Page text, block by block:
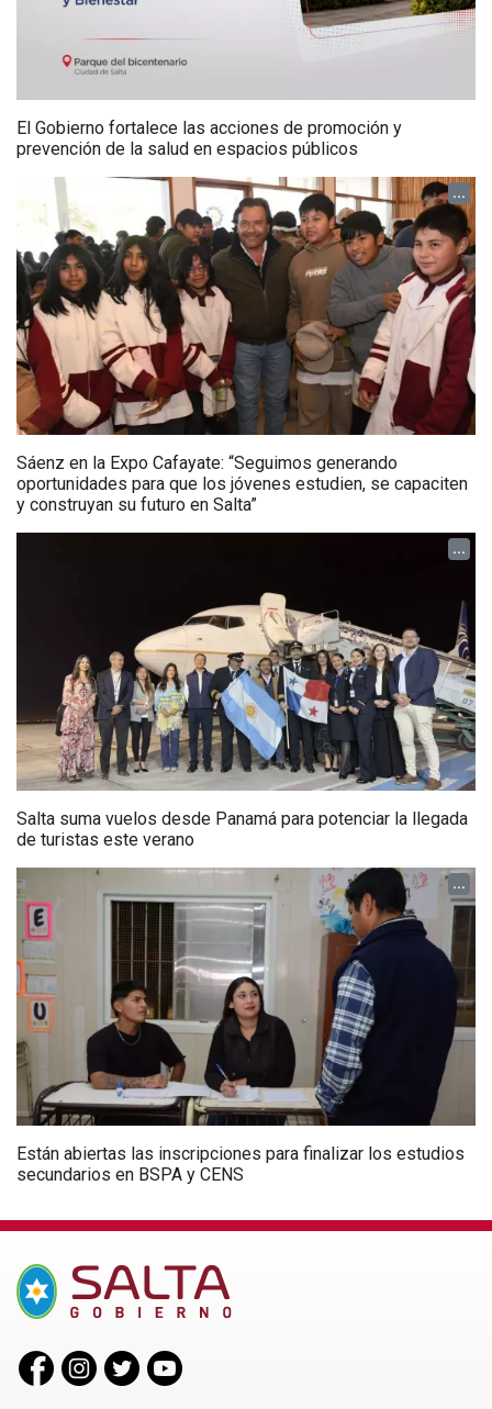
El Gobierno fortalece las acciones de promoción y
prevención de la salud en espacios públicos
...
Sáenz en la Expo Cafayate: “Seguimos generando
oportunidades para que los jóvenes estudien, se capaciten
y construyan su futuro en Salta”
...
Salta suma vuelos desde Panamá para potenciar la llegada
de turistas este verano
...
Están abiertas las inscripciones para finalizar los estudios
secundarios en BSPA y CENS